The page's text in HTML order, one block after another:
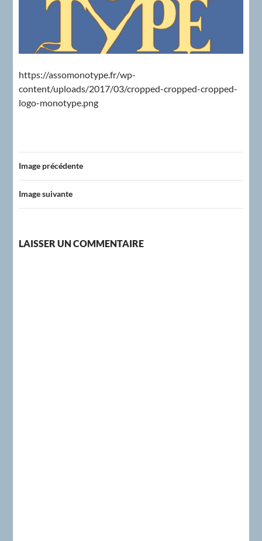
https://assomonotype.fr/wp-
content/uploads/2017/03/cropped-cropped-cropped-
logo-monotype.png
Image précédente
Image suivante
LAISSER UN COMMENTAIRE